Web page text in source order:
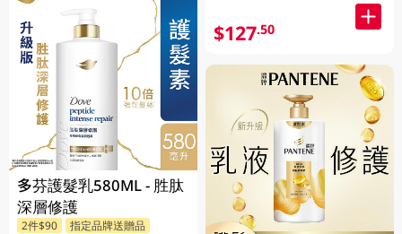
多芬護髮乳580ML - 胜肽
深層修護
2件$90 指定品牌送贈品
$127.50